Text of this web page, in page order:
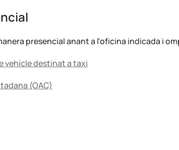
presencial anant a l'oficina indicada i
vehicle destinat a taxi
(OAC)